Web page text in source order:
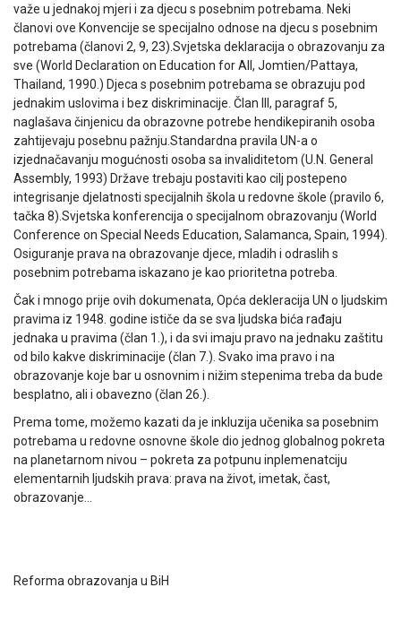
važe u jednakoj mjeri i za djecu s posebnim potrebama. Neki
članovi ove Konvencije se specijalno odnose na djecu s posebnim
potrebama (članovi 2, 9, 23).Svjetska deklaracija o obrazovanju za
sve (World Declaration on Education for All, Jomtien/Pattaya,
Thailand, 1990.) Djeca s posebnim potrebama se obrazuju pod
jednakim uslovima i bez diskriminacije. Član III, paragraf 5,
naglašava činjenicu da obrazovne potrebe hendikepiranih osoba
zahtijevaju posebnu pažnju.Standardna pravila UN-a o
izjednačavanju mogućnosti osoba sa invaliditetom (U.N. General
Assembly, 1993) Države trebaju postaviti kao cilj postepeno
integrisanje djelatnosti specijalnih škola u redovne škole (pravilo 6,
tačka 8).Svjetska konferencija o specijalnom obrazovanju (World
Conference on Special Needs Education, Salamanca, Spain, 1994).
Osiguranje prava na obrazovanje djece, mladih i odraslih s
posebnim potrebama iskazano je kao prioritetna potreba.
Čak i mnogo prije ovih dokumenata, Opća dekleracija UN o ljudskim
pravima iz 1948. godine ističe da se sva ljudska bića rađaju
jednaka u pravima (član 1.), i da svi imaju pravo na jednaku zaštitu
od bilo kakve diskriminacije (član 7.). Svako ima pravo i na
obrazovanje koje bar u osnovnim i nižim stepenima treba da bude
besplatno, ali i obavezno (član 26.).
Prema tome, možemo kazati da je inkluzija učenika sa posebnim
potrebama u redovne osnovne škole dio jednog globalnog pokreta
na planetarnom nivou – pokreta za potpunu inplemenatciju
elementarnih ljudskih prava: prava na život, imetak, čast,
obrazovanje…
Reforma obrazovanja u BiH